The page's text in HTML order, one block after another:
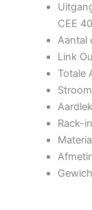
CEE
Aantal
Link
Totale
Rack-